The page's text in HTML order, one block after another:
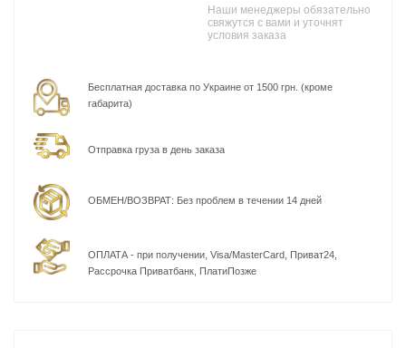
Наши менеджеры обязательно
свяжутся с вами и уточнят
условия заказа
Бесплатная доставка по Украине от 1500 грн. (кроме
габарита)
Отправка груза в день заказа
ОБМЕН/ВОЗВРАТ: Без проблем в течении 14 дней
ОПЛАТА - при получении, Visa/MasterCard, Приват24,
Рассрочка Приватбанк, ПлатиПозже